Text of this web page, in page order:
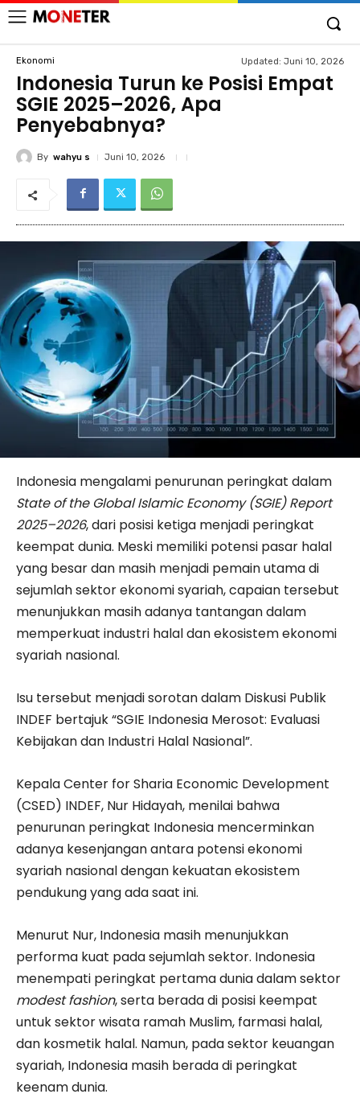
Ekonomi Updated: Juni 10, 2026
Indonesia Turun ke Posisi Empat
SGIE 2025–2026, Apa
Penyebabnya?
By wahyu s Juni 10, 2026
Indonesia mengalami penurunan peringkat dalam
State of the Global Islamic Economy (SGIE) Report
2025–2026, dari posisi ketiga menjadi peringkat
keempat dunia. Meski memiliki potensi pasar halal
yang besar dan masih menjadi pemain utama di
sejumlah sektor ekonomi syariah, capaian tersebut
menunjukkan masih adanya tantangan dalam
memperkuat industri halal dan ekosistem ekonomi
syariah nasional.
Isu tersebut menjadi sorotan dalam Diskusi Publik
INDEF bertajuk “SGIE Indonesia Merosot: Evaluasi
Kebijakan dan Industri Halal Nasional”.
Kepala Center for Sharia Economic Development
(CSED) INDEF, Nur Hidayah, menilai bahwa
penurunan peringkat Indonesia mencerminkan
adanya kesenjangan antara potensi ekonomi
syariah nasional dengan kekuatan ekosistem
pendukung yang ada saat ini.
Menurut Nur, Indonesia masih menunjukkan
performa kuat pada sejumlah sektor. Indonesia
menempati peringkat pertama dunia dalam sektor
modest fashion, serta berada di posisi keempat
untuk sektor wisata ramah Muslim, farmasi halal,
dan kosmetik halal. Namun, pada sektor keuangan
syariah, Indonesia masih berada di peringkat
keenam dunia.